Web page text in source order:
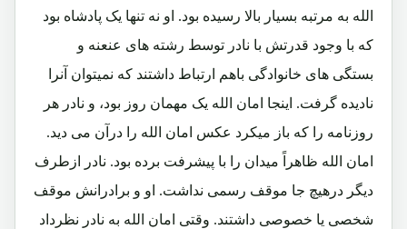
الله به مرتبه بسیار بالا رسیده بود. او نه تنها یک پادشاه بود
که با وجود قدرتش با نادر توسط رشته های عنعنه و
بستگی های خانوادگی باهم ارتباط داشتند که نمیتوان آنرا
نادیده گرفت. اینجا امان الله یک مهمان روز بود، و نادر هر
روزنامه را که باز میکرد عکس امان الله را درآن می دید.
امان الله ظاهراً میدان را با پیشرفت برده بود. نادر ازطرف
دیگر درهیچ جا موقف رسمی نداشت. او و برادرانش موقف
شخصی یا خصوصی داشتند. وقتی امان الله به نادر نظرداد